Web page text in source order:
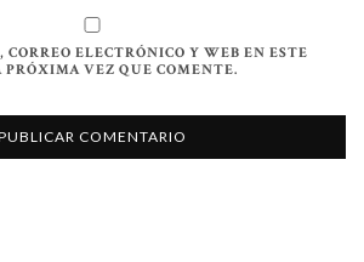
ELECTRÓNICO Y WEB EN ESTE
PRÓXIMA VEZ QUE COMENTE.